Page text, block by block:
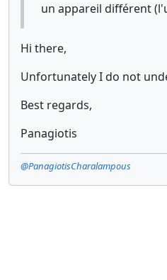
un appareil différent
Hi there,
Unfortunately I do not
Best regards,
Panagiotis
@PanagiotisCharalampous